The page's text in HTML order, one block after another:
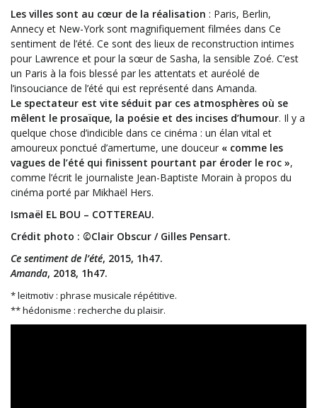
Les villes sont au cœur de la réalisation : Paris, Berlin,
Annecy et New-York sont magnifiquement filmées dans Ce
sentiment de l’été. Ce sont des lieux de reconstruction intimes
pour Lawrence et pour la sœur de Sasha, la sensible Zoé. C’est
un Paris à la fois blessé par les attentats et auréolé de
l’insouciance de l’été qui est représenté dans Amanda.
Le spectateur est vite séduit par ces atmosphères où se
mêlent le prosaïque, la poésie et des incises d’humour. Il y a
quelque chose d’indicible dans ce cinéma : un élan vital et
amoureux ponctué d’amertume, une douceur « comme les
vagues de l’été qui finissent pourtant par éroder le roc »,
comme l’écrit le journaliste Jean-Baptiste Morain à propos du
cinéma porté par Mikhaël Hers.
Ismaël EL BOU – COTTEREAU.
Crédit photo : ©Clair Obscur / Gilles Pensart.
Ce sentiment de l’été, 2015, 1h47.
Amanda, 2018, 1h47.
* leitmotiv : phrase musicale répétitive.
** hédonisme : recherche du plaisir.